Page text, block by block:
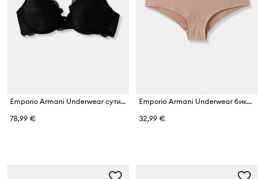
Emporio Armani Underwear сутиен
78,99 €
Emporio Armani Underwear бикини дамски от памук с еластан
32,99 €